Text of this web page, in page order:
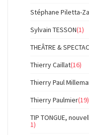
Stéphane Piletta-
Sylvain TESSON(1)
THEÂTRE &
Thierry Caillat(16)
Thierry Paul
Thierry Paulmier(19)
TIP TONGUE,
1)